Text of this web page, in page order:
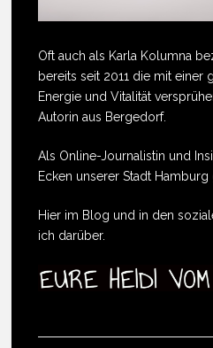
Oft auch als Karla Kolumna
bereits seit 2011 die mit einer
Energie und Vitalität
Autorin aus Bergedorf.
Als Online-Journalistin und
Ecken unserer Stadt Hamburg
Hier im Blog und in den
ich darüber.